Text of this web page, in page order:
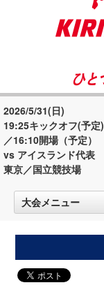
2026/5/31(日)
19:25キックオフ(予定)
／16:10開場（予定）
vs アイスランド代表
東京／国立競技場
大会メニュー